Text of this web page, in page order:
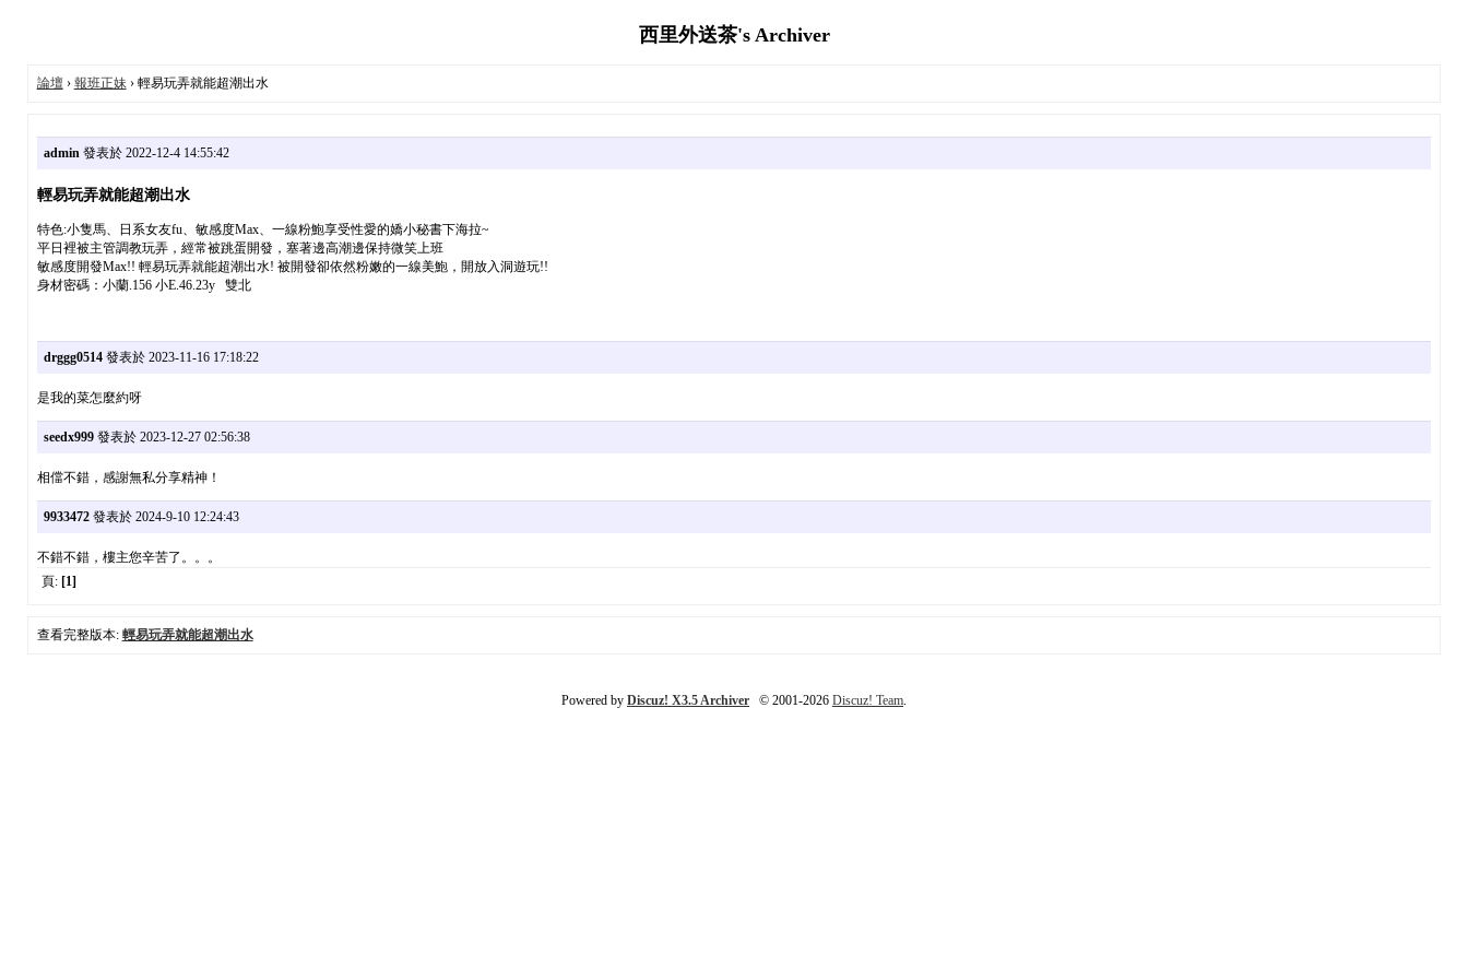
西里外送茶's Archiver
論壇› 報班正妹› 輕易玩弄就能超潮出水
admin發表於 2022-12-4 14:55:42
輕易玩弄就能超潮出水
特色:小隻馬、日系女友fu、敏感度Max、一線粉鮑享受性愛的嬌小秘書下海拉~
平日裡被主管調教玩弄，經常被跳蛋開發，塞著邊高潮邊保持微笑上班
敏感度開發Max!! 輕易玩弄就能超潮出水! 被開發卻依然粉嫩的一線美鮑，開放入洞遊玩!!
身材密碼：小蘭.156 小E.46.23y 雙北
drggg0514發表於 2023-11-16 17:18:22
是我的菜怎麼約呀
seedx999發表於 2023-12-27 02:56:38
相儅不錯，感謝無私分享精神！
9933472發表於 2024-9-10 12:24:43
不錯不錯，樓主您辛苦了。。。
頁: [1]
查看完整版本: 輕易玩弄就能超潮出水
Powered by Discuz! X3.5 Archiver © 2001-2026 Discuz! Team.